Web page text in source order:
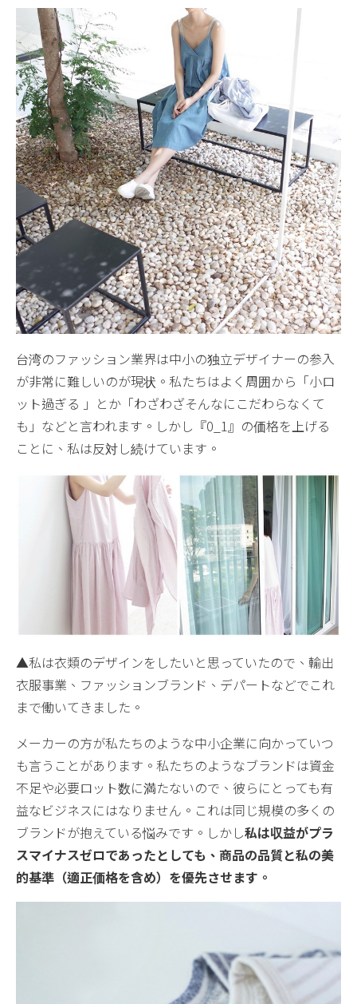
台湾のファッション業界は中小の独立デザイナーの参入
が非常に難しいのが現状。私たちはよく周囲から「小ロ
ット過ぎる 」とか「わざわざそんなにこだわらなくて
も」などと言われます。しかし『0_1』の価格を上げる
ことに、私は反対し続けています。
▲私は衣類のデザインをしたいと思っていたので、輸出
衣服事業、ファッションブランド、デパートなどでこれ
まで働いてきました。
メーカーの方が私たちのような中小企業に向かっていつ
も言うことがあります。私たちのようなブランドは資金
不足や必要ロット数に満たないので、彼らにとっても有
益なビジネスにはなりません。これは同じ規模の多くの
ブランドが抱えている悩みです。しかし私は収益がプラ
スマイナスゼロであったとしても、商品の品質と私の美
的基準（適正価格を含め）を優先させます。